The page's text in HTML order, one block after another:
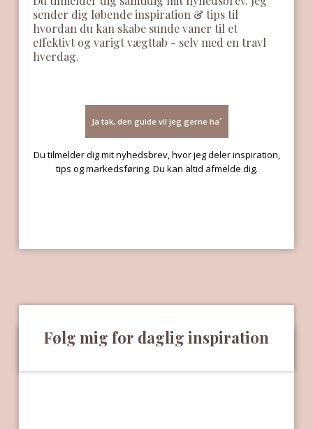
sender dig løbende inspiration & tips til
hvordan du kan skabe sunde vaner til et
effektivt og varigt vægttab - selv med en travl
hverdag.
Ja tak, den guide vil jeg gerne ha´
Du tilmelder dig mit nyhedsbrev, hvor jeg deler inspiration,
tips og markedsføring. Du kan altid afmelde dig.
Følg mig for daglig inspiration​